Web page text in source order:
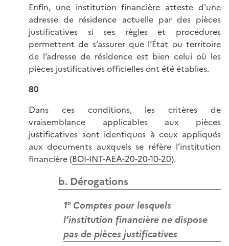
Enfin, une institution financière atteste d'une
adresse de résidence actuelle par des pièces
justificatives si ses règles et procédures
permettent de s’assurer que l’État ou territoire
de l’adresse de résidence est bien celui où les
pièces justificatives officielles ont été établies.
80
Dans ces conditions, les critères de
vraisemblance applicables aux pièces
justificatives sont identiques à ceux appliqués
aux documents auxquels se réfère l’institution
financière (BOI-INT-AEA-20-20-10-20).
b. Dérogations
1° Comptes pour lesquels
l’institution financière ne dispose
pas de pièces justificatives